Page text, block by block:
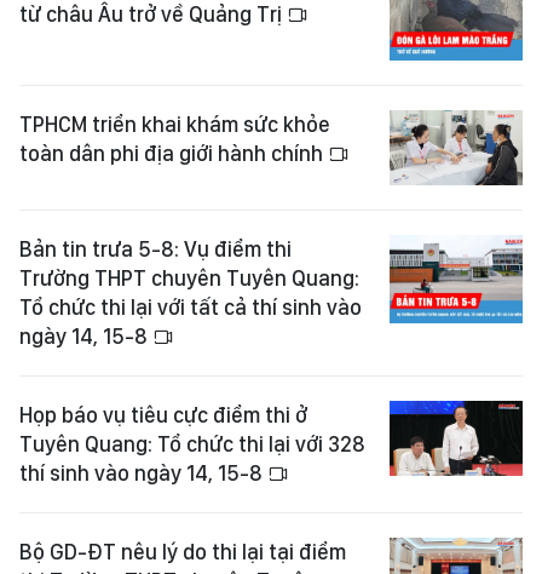
từ châu Âu trở về Quảng Trị
TPHCM triển khai khám sức khỏe
toàn dân phi địa giới hành chính
Bản tin trưa 5-8: Vụ điểm thi
Trường THPT chuyên Tuyên Quang:
Tổ chức thi lại với tất cả thí sinh vào
ngày 14, 15-8
Họp báo vụ tiêu cực điểm thi ở
Tuyên Quang: Tổ chức thi lại với 328
thí sinh vào ngày 14, 15-8
Bộ GD-ĐT nêu lý do thi lại tại điểm